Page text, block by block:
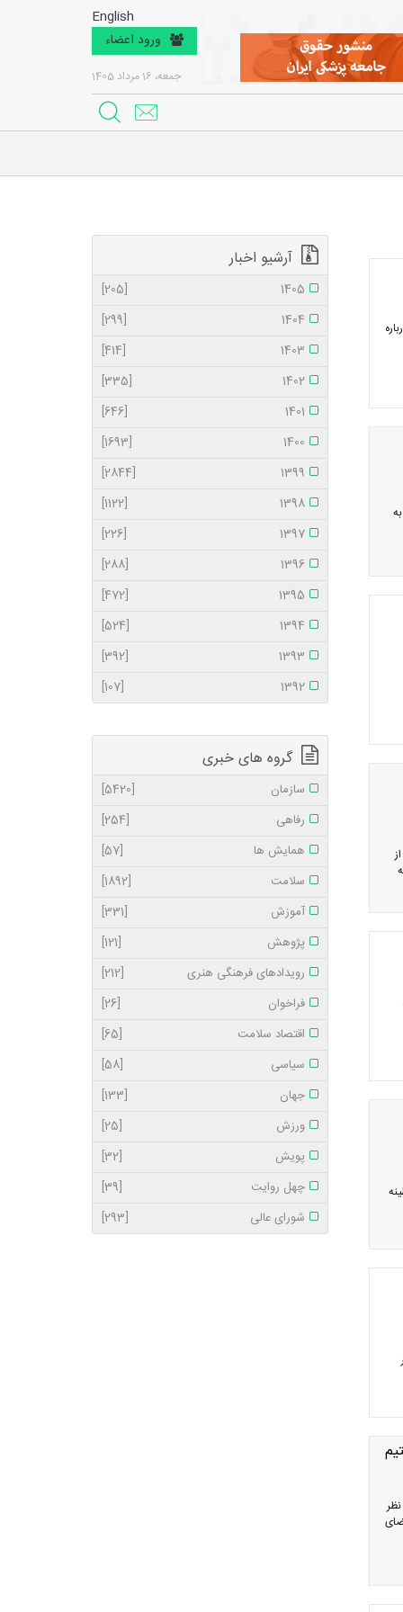
English
ورود اعضاء
جمعه، 16 مرداد 1405
آرشیو اخبار
1405
[205]
1404
[299]
1403
[414]
1402
[335]
1401
[646]
1400
[1693]
1399
[2844]
1398
[1122]
1397
[226]
1396
[288]
1395
[472]
1394
[524]
1393
[392]
1392
[107]
گروه های خبری
سازمان
[5420]
رفاهی
[254]
همایش ها
[57]
سلامت
[1892]
آموزش
[331]
پژوهش
[121]
رویدادهای فرهنگی هنری
[212]
فراخوان
[26]
اقتصاد سلامت
[65]
سیاسی
[58]
جهان
[133]
ورزش
[25]
پویش
[32]
چهل روایت
[39]
شورای عالی
[293]